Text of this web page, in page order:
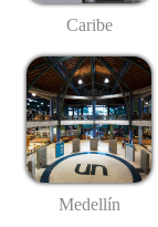
Caribe
Medellín